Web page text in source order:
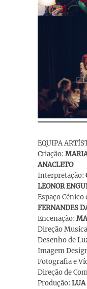
EQUIPA
Criação:
ANACLETO
Interpretação:
LEONOR
Espaço Cénico
FERNANDES
Encenação:
Direção
Desenho de
Imagem
Fotografia e
Direção de
Produção: LUA